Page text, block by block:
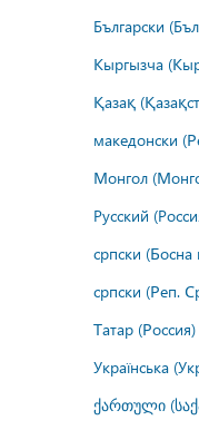
Български
Кыргызча
Қазақ
македонски
Монгол
Русский
српски (Босна
српски (Реп.
Татар (Россия)
Українська
ქართული